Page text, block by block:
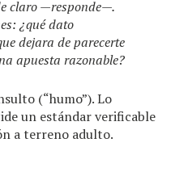
claro —responde—.
¿qué dato
dejara de parecerte
apuesta razonable?
(“humo”). Lo
un estándar verificable
a terreno adulto.